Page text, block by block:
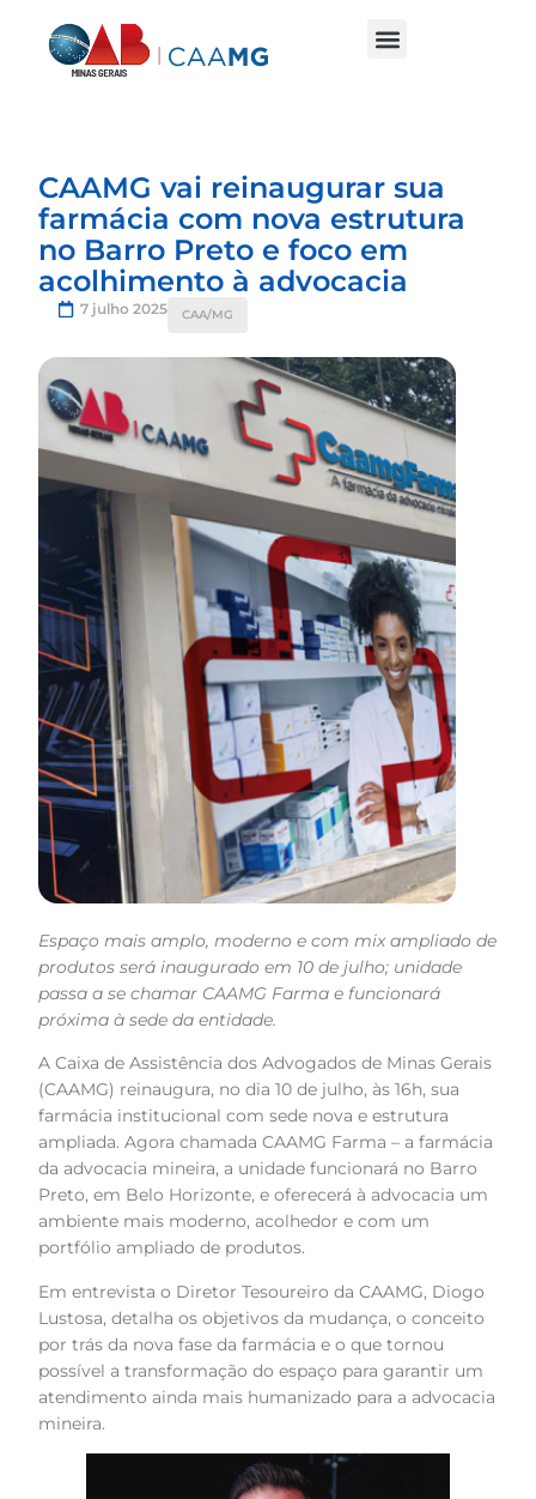
CAAMG vai reinaugurar sua
farmácia com nova estrutura
no Barro Preto e foco em
acolhimento à advocacia
7 julho 2025 CAA/MG
Espaço mais amplo, moderno e com mix ampliado de
produtos será inaugurado em 10 de julho; unidade
passa a se chamar CAAMG Farma e funcionará
próxima à sede da entidade.
A Caixa de Assistência dos Advogados de Minas Gerais
(CAAMG) reinaugura, no dia 10 de julho, às 16h, sua
farmácia institucional com sede nova e estrutura
ampliada. Agora chamada CAAMG Farma – a farmácia
da advocacia mineira, a unidade funcionará no Barro
Preto, em Belo Horizonte, e oferecerá à advocacia um
ambiente mais moderno, acolhedor e com um
portfólio ampliado de produtos.
Em entrevista o Diretor Tesoureiro da CAAMG, Diogo
Lustosa, detalha os objetivos da mudança, o conceito
por trás da nova fase da farmácia e o que tornou
possível a transformação do espaço para garantir um
atendimento ainda mais humanizado para a advocacia
mineira.